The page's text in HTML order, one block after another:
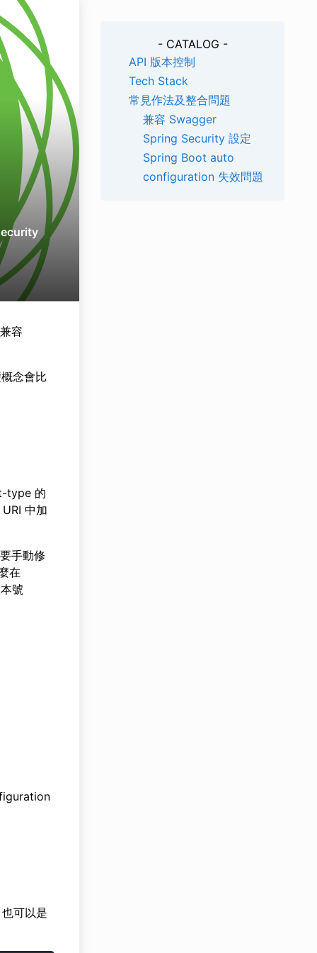
容
念會比
type 的
中加
手動修
在
號
可以是
- CATALOG -
API 版本控制
Tech Stack
常見作法及整合問題
兼容 Swagger
Spring Security 設定
Spring Boot auto
configuration 失效問題